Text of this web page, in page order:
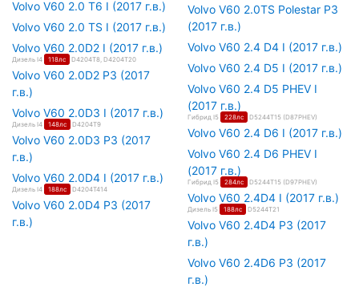
Volvo V60 2.0 T6 I (2017 г.в.)
Volvo V60 2.0 TS I (2017 г.в.)
Volvo V60 2.0D2 I (2017 г.в.)
Дизель I4 118лс D4204T8, D4204T20
Volvo V60 2.0D2 P3 (2017
г.в.)
Volvo V60 2.0D3 I (2017 г.в.)
Дизель I4 148лс D4204T9
Volvo V60 2.0D3 P3 (2017
г.в.)
Volvo V60 2.0D4 I (2017 г.в.)
Дизель I4 188лс D4204T414
Volvo V60 2.0D4 P3 (2017
г.в.)
Volvo V60 2.0TS Polestar P3
(2017 г.в.)
Volvo V60 2.4 D4 I (2017 г.в.)
Volvo V60 2.4 D5 I (2017 г.в.)
Volvo V60 2.4 D5 PHEV I
(2017 г.в.)
Гибрид I5 228лс D5244T15 (D87PHEV)
Volvo V60 2.4 D6 I (2017 г.в.)
Volvo V60 2.4 D6 PHEV I
(2017 г.в.)
Гибрид I5 284лс D5244T15 (D97PHEV)
Volvo V60 2.4D4 I (2017 г.в.)
Дизель I5 188лс D5244T21
Volvo V60 2.4D4 P3 (2017
г.в.)
Volvo V60 2.4D6 P3 (2017
г.в.)